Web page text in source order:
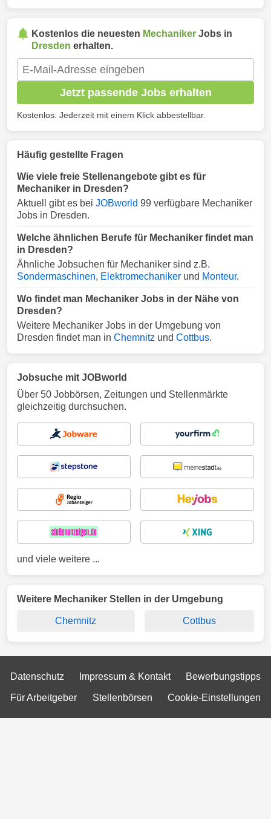
Kostenlos die neuesten Mechaniker Jobs in
Dresden erhalten.
Jetzt passende Jobs erhalten
Kostenlos. Jederzeit mit einem Klick abbestellbar.
Häufig gestellte Fragen
Wie viele freie Stellenangebote gibt es für
Mechaniker in Dresden?
Aktuell gibt es bei JOBworld 99 verfügbare Mechaniker
Jobs in Dresden.
Welche ähnlichen Berufe für Mechaniker findet man
in Dresden?
Ähnliche Jobsuchen für Mechaniker sind z.B.
Sondermaschinen, Elektromechaniker und Monteur.
Wo findet man Mechaniker Jobs in der Nähe von
Dresden?
Weitere Mechaniker Jobs in der Umgebung von
Dresden findet man in Chemnitz und Cottbus.
Jobsuche mit JOBworld
Über 50 Jobbörsen, Zeitungen und Stellenmärkte
gleichzeitig durchsuchen.
und viele weitere ...
Weitere Mechaniker Stellen in der Umgebung
Chemnitz Cottbus
Datenschutz Impressum & Kontakt Bewerbungstipps
Für Arbeitgeber Stellenbörsen Cookie-Einstellungen